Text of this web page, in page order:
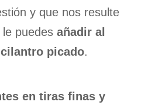
y que nos resulte
puedes añadir al
picado.
en tiras finas y